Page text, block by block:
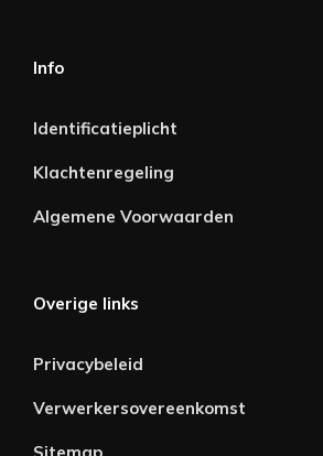
Info
Identificatieplicht
Klachtenregeling
Algemene Voorwaarden
Overige links
Privacybeleid
Verwerkersovereenkomst
Sitemap